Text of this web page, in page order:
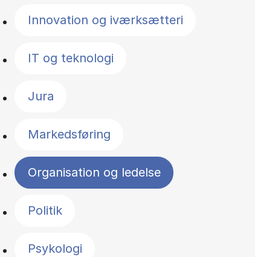
Innovation og iværksætteri
IT og teknologi
Jura
Markedsføring
Organisation og ledelse
Politik
Psykologi